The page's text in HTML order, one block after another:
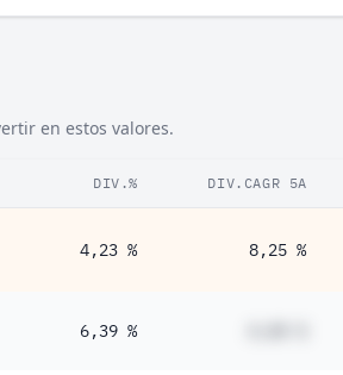
en estos valores.
DIV.% DIV.CAGR 5A
4,23 % 8,25 %
6,39 %